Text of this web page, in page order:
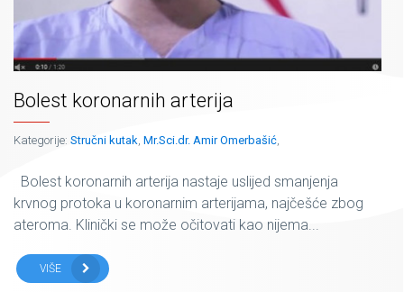
Bolest koronarnih arterija
Kategorije: Stručni kutak, Mr.Sci.dr. Amir Omerbašić,
Bolest koronarnih arterija nastaje uslijed smanjenja
krvnog protoka u koronarnim arterijama, najčešće zbog
ateroma. Klinički se može očitovati kao nijema...
VIŠE